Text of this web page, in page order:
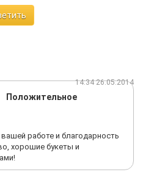
14:34 26.05.2014
Положительное
работе и благодарность
хорошие букеты и